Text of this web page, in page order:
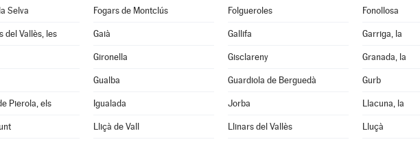
Selva Fogars de Montclús Folgueroles Fonollosa
del Vallès, les Gaià Gallifa Garriga, la
Gironella Gisclareny Granada, la
Gualba Guardiola de Berguedà Gurb
Pierola, els Igualada Jorba Llacuna, la
Lliçà de Vall Llinars del Vallès Lluçà